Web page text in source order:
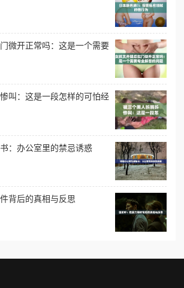
微开正常吗：这是一个需要
叫：这是一段怎样的可怕经
：办公室里的禁忌诱惑
背后的真相与反思